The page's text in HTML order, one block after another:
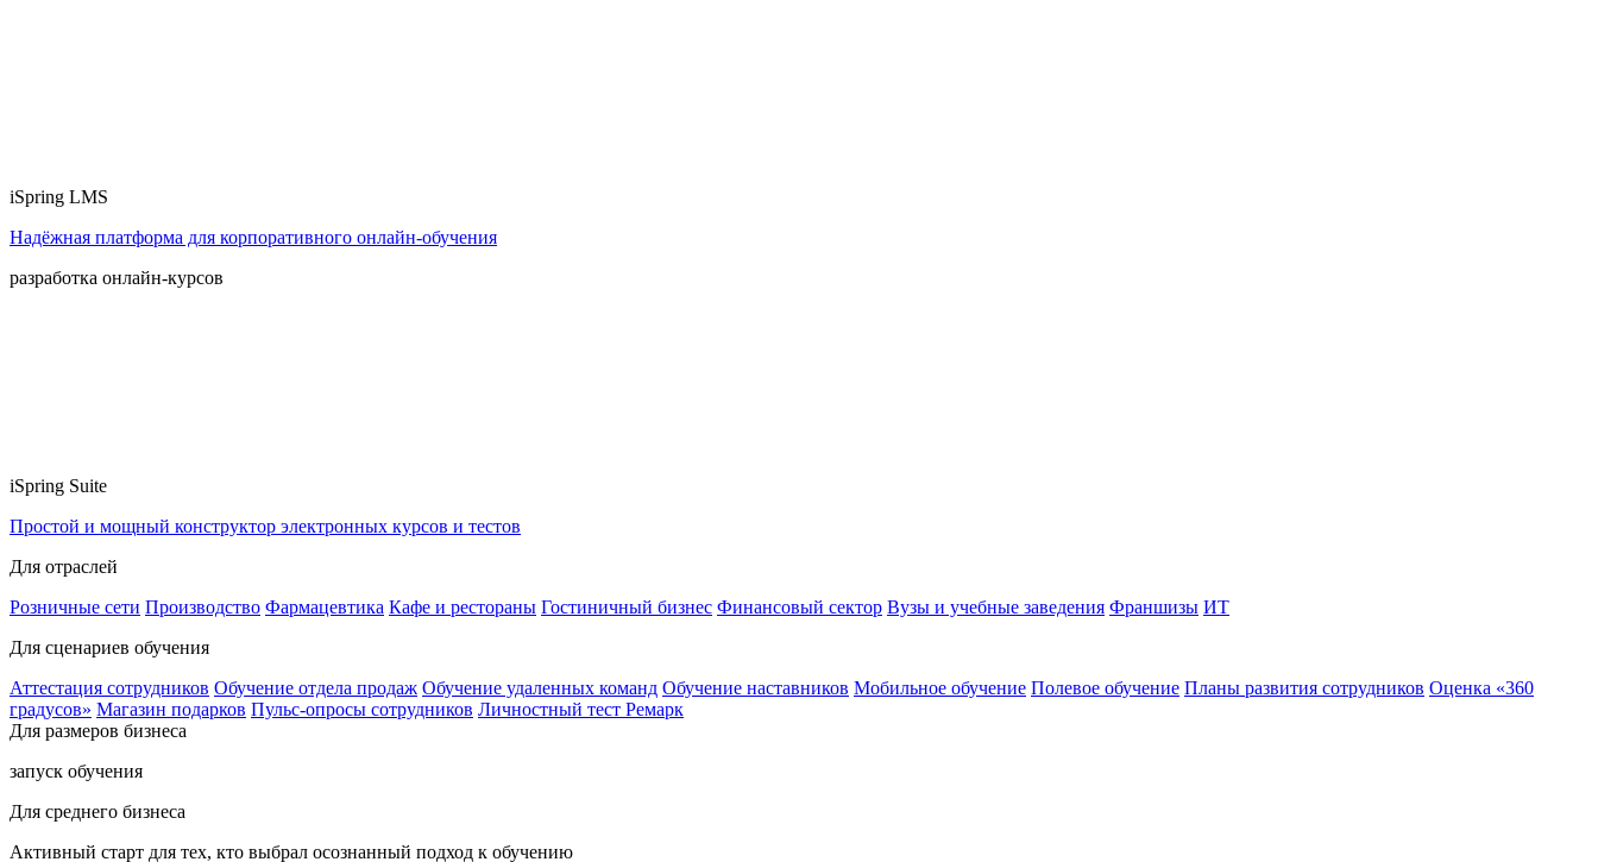
iSpring LMS
Надёжная платформа для корпоративного онлайн‑обучения
разработка онлайн-курсов
iSpring Suite
Простой и мощный конструктор электронных курсов и тестов
Для отраслей
Розничные сети Производство Фармацевтика Кафе и рестораны Гостиничный бизнес Финансовый сектор Вузы и учебные заведения Франшизы ИТ
Для сценариев обучения
Аттестация сотрудников Обучение отдела продаж Обучение удаленных команд Обучение наставников Мобильное обучение Полевое обучение Планы развития сотрудников Оценка «360
градусов» Магазин подарков Пульс-опросы сотрудников Личностный тест Ремарк
Для размеров бизнеса
запуск обучения
Для среднего бизнеса
Активный старт для тех, кто выбрал осознанный подход к обучению